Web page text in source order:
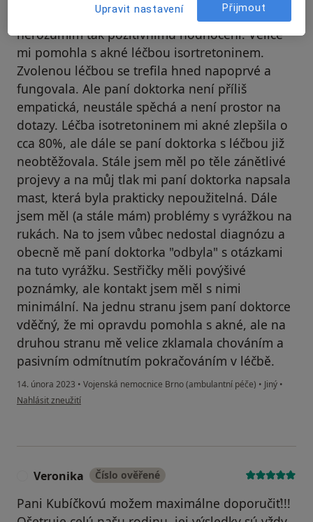
Paní doktorka není nejhorší, ale moc
nerozumím tak pozitivnímu hodnocení. Velice
mi pomohla s akné léčbou isortretoninem.
Zvolenou léčbou se trefila hned napoprvé a
fungovala. Ale paní doktorka není příliš
empatická, neustále spěchá a není prostor na
dotazy. Léčba isotretoninem mi akné zlepšila o
cca 80%, ale dále se paní doktorka s léčbou již
neobtěžovala. Stále jsem měl po těle zánětlivé
projevy a na můj tlak mi paní doktorka napsala
mast, která byla prakticky nepoužitelná. Dále
jsem měl (a stále mám) problémy s vyrážkou na
rukách. Na to jsem vůbec nedostal diagnózu a
obecně mě paní doktorka "odbyla" s otázkami
na tuto vyrážku. Sestřičky měli povýšivé
poznámky, ale kontakt jsem měl s nimi
minimální. Na jednu stranu jsem paní doktorce
vděčný, že mi opravdu pomohla s akné, ale na
druhou stranu mě velice zklamala chováním a
pasivním odmítnutím pokračováním v léčbě.
14. února 2023 • Vojenská nemocnice Brno (ambulantní péče) • Jiný •
podle názoru uživatele MD
Nahlásit zneužití
Veronika Číslo ověřené
Pani Kubíčkovú možem maximálne doporučiť!!!
Upravit nastavení Přijmout